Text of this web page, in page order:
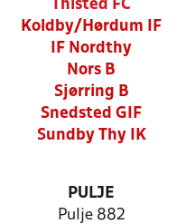
Thisted FC
Koldby/Hørdum IF
IF Nordthy
Nors B
Sjørring B
Snedsted GIF
Sundby Thy IK
PULJE
Pulje 882